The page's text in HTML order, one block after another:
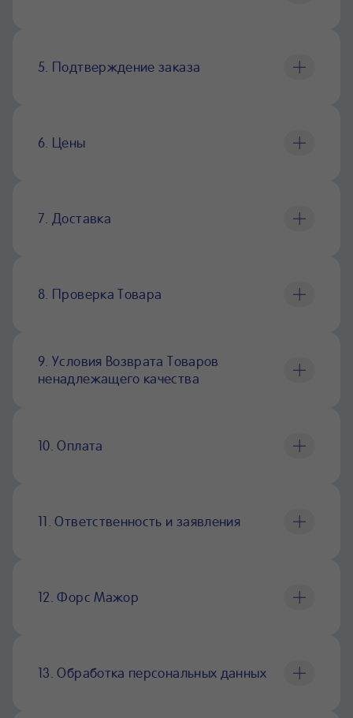
5. Подтверждение заказа
6. Цены
7. Доставка
8. Проверка Товара
9. Условия Возврата Товаров
ненадлежащего качества
10. Оплата
11. Ответственность и заявления
12. Форс Мажор
13. Обработка персональных данных